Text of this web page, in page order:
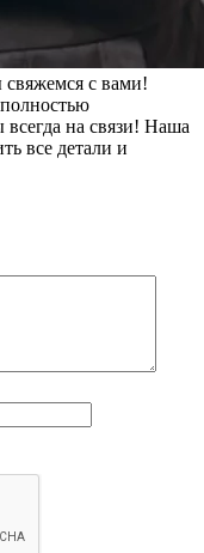
с вами!
всегда на связи! Наша
все детали и